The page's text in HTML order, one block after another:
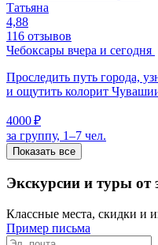
Татьяна
4,88
116 отзывов
Чебоксары вчера и сегодня
Проследить путь города,
и ощутить колорит
4000 ₽
за группу, 1–7 чел.
Показать все
Экскурсии и туры от
Классные места, скидки и
Пример письма